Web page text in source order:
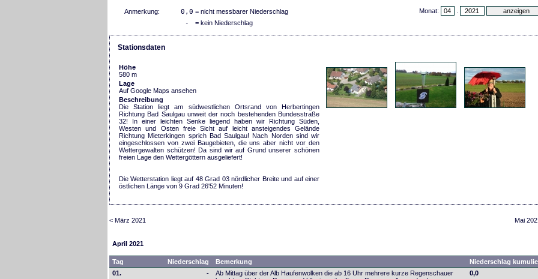
Monat:
Anmerkung: 0,0 = nicht messbarer Niederschlag
- = kein Niederschlag
Stationsdaten
Höhe
580 m
Lage
Auf Google Maps ansehen
Beschreibung
Die Station liegt am südwestlichen Ortsrand von Herbertingen
Richtung Bad Saulgau unweit der noch bestehenden Bundesstraße
32! In einer leichten Senke liegend haben wir Richtung Süden,
Westen und Osten freie Sicht auf leicht ansteigendes Gelände
Richtung Mieterkingen sprich Bad Saulgau! Nach Norden sind wir
eingeschlossen von zwei Baugebieten, die uns aber nicht vor den
Wettergewalten schützen! Da sind wir auf Grund unserer schönen
freien Lage den Wettergöttern ausgeliefert!
Die Wetterstation liegt auf 48 Grad 03 nördlicher Breite und auf einer
östlichen Länge von 9 Grad 26'52 Minuten!
< März 2021 Mai
April 2021
Tag Niederschlag Bemerkung
Niederschlag
01.
-
Ab Mittag über der Alb Haufenwolken die ab 16 Uhr mehrere kurze Regenschauer
0,0